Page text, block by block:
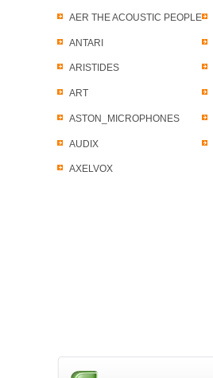
AER THE ACOUSTIC PEOPLE
ANTARI
ARISTIDES
ART
ASTON_MICROPHONES
AUDIX
AXELVOX